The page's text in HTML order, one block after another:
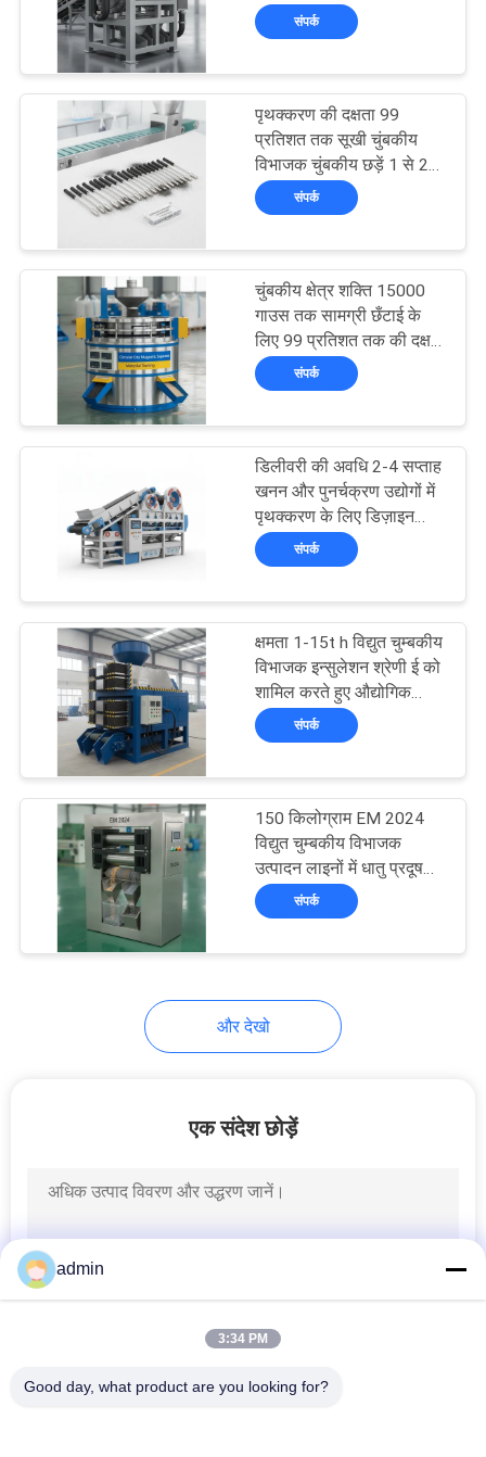
PRIVACY
POLICY
सूखी चुंबकीय विभाजक
101
गीले चुंबकीय विभाजक
109
स्थायी चुंबकीय विभाजक
कन्वेयर बेल्ट चुंबकीय
विभाजक
20
ओवरबैंड मैग्नेटिक सेपरेटर
1
एकदम सही चुंबकीय पृथक्करण
प्रक्रिया
संपर्क
पृथक्करण की दक्षता 99
प्रतिशत तक सूखी चुंबकीय
विभाजक चुंबकीय छड़ें 1 से 20
टुकड़े सामग्री पृथक्करण के
लिए डिज़ाइन किए गए
संपर्क
चुंबकीय क्षेत्र शक्ति 15000
गाउस तक सामग्री छँटाई के
लिए 99 प्रतिशत तक की दक्षता
के साथ परिपत्र सूखी चुंबकीय
विभाजक
संपर्क
डिलीवरी की अवधि 2-4 सप्ताह
खनन और पुनर्चक्रण उद्योगों में
पृथक्करण के लिए डिज़ाइन
किया गया अनुकूलन योग्य सूखी
चुंबकीय विभाजक
संपर्क
क्षमता 1-15t h विद्युत चुम्बकीय
विभाजक इन्सुलेशन श्रेणी ई को
शामिल करते हुए औद्योगिक
चुंबकीय छँटाई के लिए उपयुक्त
संपर्क
150 किलोग्राम EM 2024
विद्युत चुम्बकीय विभाजक
उत्पादन लाइनों में धातु प्रदूषकों
को हटाने के लिए चुंबकीय
विभाजक मशीन
संपर्क
और देखो
एक संदेश छोड़ें
admin
3:34 PM
Good day, what product are you looking for?